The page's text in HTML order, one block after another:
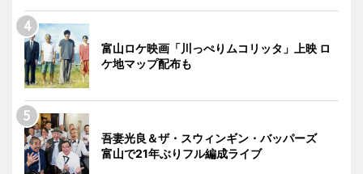
富山ロケ映画「川っぺりムコリッタ」上映 ロ
ケ地マップ配布も
吾妻光良＆ザ・スウィンギン・バッパーズ
富山で21年ぶりフル編成ライブ